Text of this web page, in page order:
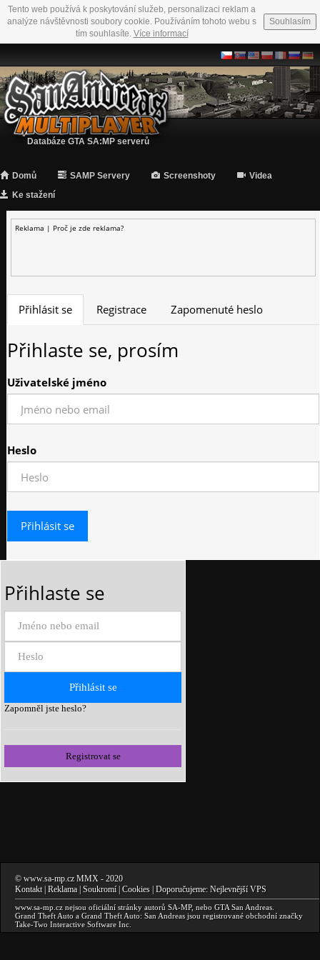
Tento web používá k poskytování služeb, personalizaci reklam a
analýze návštěvnosti soubory cookie. Používáním tohoto webu s
tím souhlasíte. Více informací
Souhlasím
Databáze GTA SA:MP serverů
Domů SAMP Servery Screenshoty
Videa
Ke stažení
Reklama | Proč je zde reklama?
Přihlásit se Registrace Zapomenuté heslo
Přihlaste se, prosím
Uživatelské jméno
Heslo
Přihlaste se
Zapomněl jste heslo?
Registrovat se
© www.sa-mp.cz MMX - 2020
Kontakt| Reklama | Soukromí| Cookies | Doporučujeme: Nejlevnější VPS
www.sa-mp.cz nejsou oficiální stránky autorů SA-MP, nebo GTA San Andreas
Grand Theft Auto a Grand Theft Auto: San Andreas jsou registrované obchodní značky
Take-Two Interactive Software Inc.